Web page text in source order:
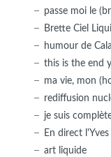
passe moi le
Brette Ciel
humour de
this is the end
ma vie, mon
rediffusion
je suis
En direct l'Yves
art liquide